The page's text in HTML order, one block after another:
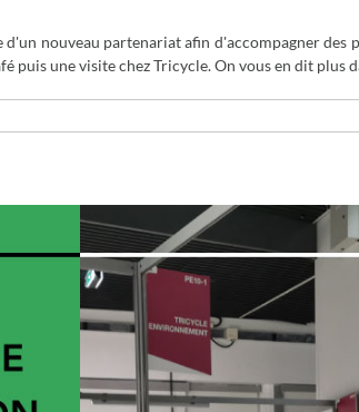
d'un nouveau partenariat afin d'accompagner
puis une visite chez Tricycle. On vous en dit plus